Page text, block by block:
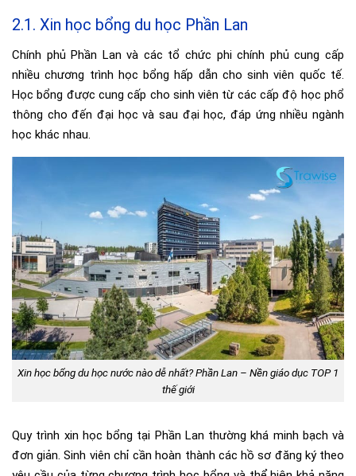
2.1. Xin học bổng du học Phần Lan
Chính phủ Phần Lan và các tổ chức phi chính phủ cung cấp
nhiều chương trình học bổng hấp dẫn cho sinh viên quốc tế.
Học bổng được cung cấp cho sinh viên từ các cấp độ học phổ
thông cho đến đại học và sau đại học, đáp ứng nhiều ngành
học khác nhau.
Xin học bổng du học nước nào dễ nhất? Phần Lan – Nền giáo dục TOP 1
thế giới
Quy trình xin học bổng tại Phần Lan thường khá minh bạch và
đơn giản. Sinh viên chỉ cần hoàn thành các hồ sơ đăng ký theo